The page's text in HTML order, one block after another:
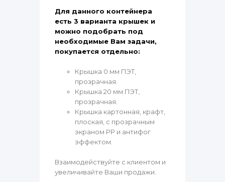
Для данного контейнера
есть 3 варианта крышек и
можно подобрать под
необходимые Вам задачи,
покупается отдельно:
Крышка 0 мм ПЭТ,
прозрачная.
Крышка 20 мм ПЭТ,
прозрачная.
Крышка картонная, крафт,
плоская, с прозрачным
экраном PP и антифог
эффектом.
Взаимодействуйте с клиентом и
увеличивайте Ваши продажи.